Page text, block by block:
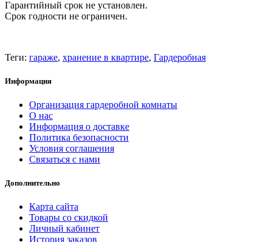
Гарантийный срок не установлен.
Срок годности не ограничен.
Теги: гараже, хранение в квартире, Гардеробная
Информация
Организация гардеробной комнаты
О нас
Информация о доставке
Политика безопасности
Условия соглашения
Связаться с нами
Дополнительно
Карта сайта
Товары со скидкой
Личный кабинет
История заказов